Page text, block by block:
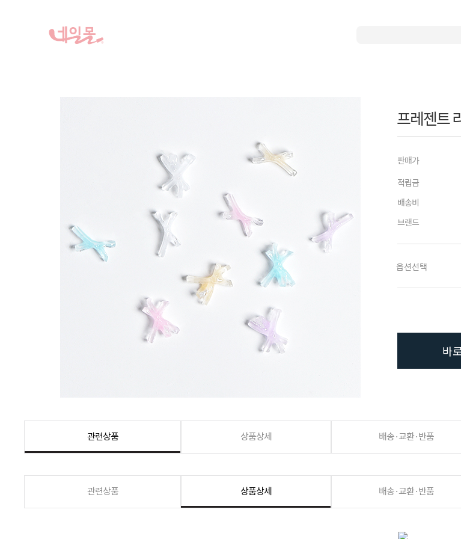
프레젠트
판매가
적립금
배송비
브랜드
옵션선택
바
관련상품 상품상세 배송·교환·반품
관련상품 상품상세 배송·교환·반품